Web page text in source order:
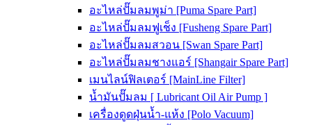
อะไหล่ปั๊มลมพูม่า [Puma Spare Part]
อะไหล่ปั๊มลมฟูเช็ง [Fusheng Spare Part]
อะไหล่ปั๊มลมสวอน [Swan Spare Part]
อะไหล่ปั๊มลมชางแอร์ [Shangair Spare Part]
เมนไลน์ฟิลเตอร์ [MainLine Filter]
น้ำมันปั๊มลม [ Lubricant Oil Air Pump ]
เครื่องดูดฝุ่นน้ำ-แห้ง [Polo Vacuum]